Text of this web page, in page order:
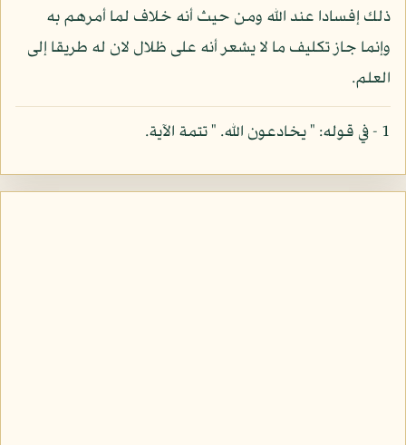
ذلك إفسادا عند الله ومن حيث أنه خلاف لما أمرهم به
وإنما جاز تكليف ما لا يشعر أنه على ظلال لان له طريقا إلى
العلم.
1 - في قوله: " يخادعون الله. " تتمة الآية.